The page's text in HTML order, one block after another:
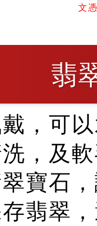
文
翡
，可
，及
寶石
翡翠